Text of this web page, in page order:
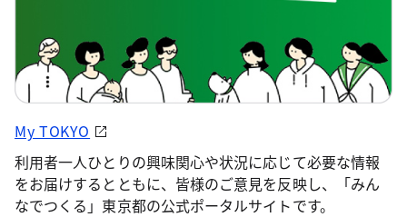
My TOKYO
利用者一人ひとりの興味関心や状況に応じて必要な情報
をお届けするとともに、皆様のご意見を反映し、「みん
なでつくる」東京都の公式ポータルサイトです。